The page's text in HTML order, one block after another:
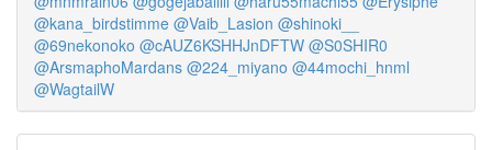
@kana_birdstimme @Vaib_Lasion @shinoki__
@69nekonoko @cAUZ6KSHHJnDFTW @S0SHIR0
@ArsmaphoMardans @224_miyano @44mochi_hnml
@WagtailW